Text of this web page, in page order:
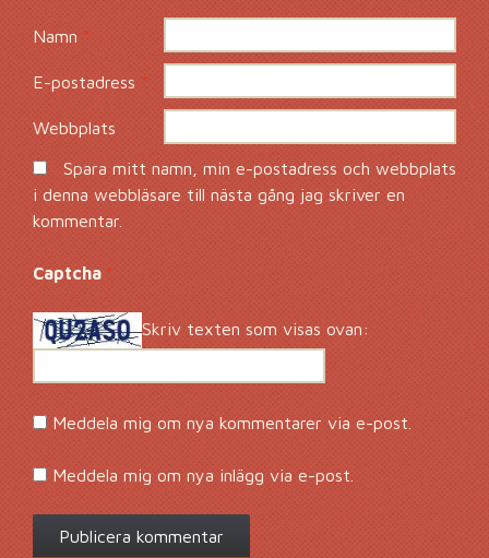
Namn*
E-postadress*
Webbplats
Spara mitt namn, min e-postadress och webbplats
i denna webbläsare till nästa gång jag skriver en
kommentar.
Captcha*
Skriv texten som visas ovan:
Meddela mig om nya kommentarer via e-post.
Meddela mig om nya inlägg via e-post.